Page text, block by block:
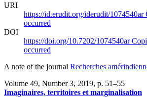
URI
https://id.erudit.org/iderudit/1074540ar
occurred
DOI
https://doi.org/10.7202/1074540ar
occurred
A note of the journal Recherches
Volume 49, Number 3, 2019, p. 51–55
Imaginaires, territoires et marginalisation